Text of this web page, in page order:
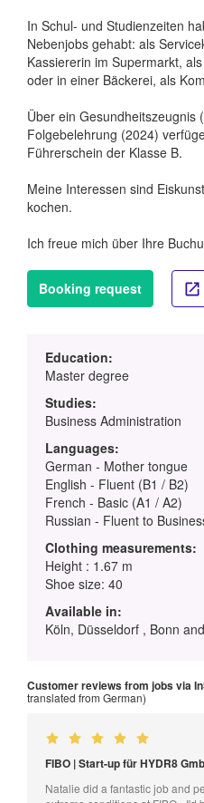
In Schul- und Studienzeiten
Nebenjobs gehabt: als
Kassiererin im Supermarkt,
oder in einer Bäckerei, als
Über ein Gesundheitszeugnis
Folgebelehrung (2024)
Führerschein der Klasse B.
Meine Interessen sind
kochen.
Ich freue mich über Ihre
Booking request
Education:
Master degree
Studies:
Business Administration
Languages:
German - Mother tongue
English - Fluent (B1 / B2)
French - Basic (A1 / A2)
Russian - Fluent to
Clothing measurements:
Height : 1.67 m
Shoe size: 40
Available in:
Köln, Düsseldorf , Bonn
Customer reviews from jobs via
translated from German)
FIBO | Start-up für HYDR8
Natalie did a fantastic job and